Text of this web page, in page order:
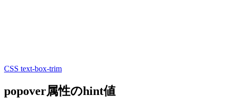
CSS text-box-trim
popover属性のhint値